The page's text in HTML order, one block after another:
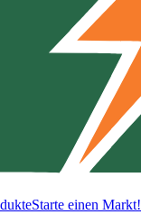
Starte einen Markt!